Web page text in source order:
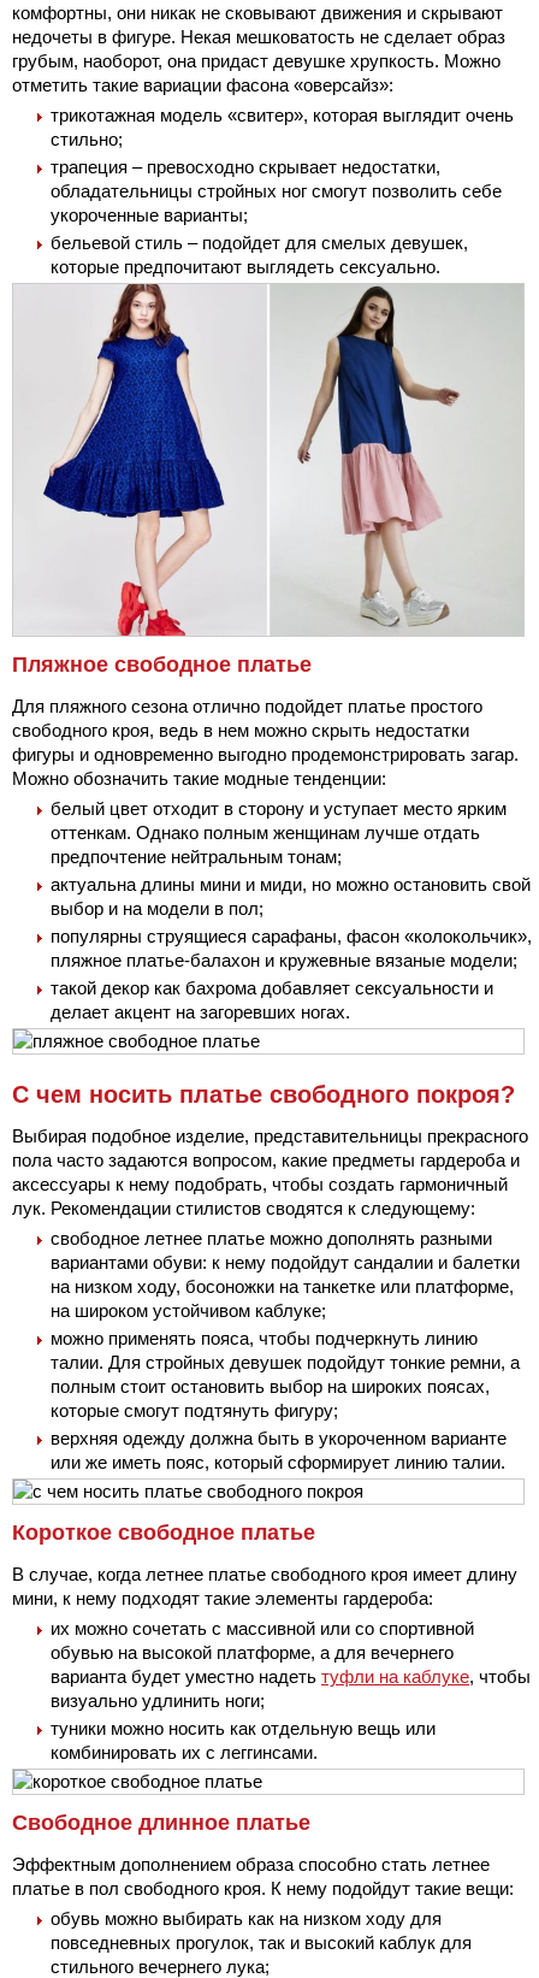
комфортны, они никак не сковывают движения и скрывают
недочеты в фигуре. Некая мешковатость не сделает образ
грубым, наоборот, она придаст девушке хрупкость. Можно
отметить такие вариации фасона «оверсайз»:
трикотажная модель «свитер», которая выглядит очень
стильно;
трапеция – превосходно скрывает недостатки,
обладательницы стройных ног смогут позволить себе
укороченные варианты;
бельевой стиль – подойдет для смелых девушек,
которые предпочитают выглядеть сексуально.
Пляжное свободное платье
Для пляжного сезона отлично подойдет платье простого
свободного кроя, ведь в нем можно скрыть недостатки
фигуры и одновременно выгодно продемонстрировать загар.
Можно обозначить такие модные тенденции:
белый цвет отходит в сторону и уступает место ярким
оттенкам. Однако полным женщинам лучше отдать
предпочтение нейтральным тонам;
актуальна длины мини и миди, но можно остановить свой
выбор и на модели в пол;
популярны струящиеся сарафаны, фасон «колокольчик»,
пляжное платье-балахон и кружевные вязаные модели;
такой декор как бахрома добавляет сексуальности и
делает акцент на загоревших ногах.
С чем носить платье свободного покроя?
Выбирая подобное изделие, представительницы прекрасного
пола часто задаются вопросом, какие предметы гардероба и
аксессуары к нему подобрать, чтобы создать гармоничный
лук. Рекомендации стилистов сводятся к следующему:
свободное летнее платье можно дополнять разными
вариантами обуви: к нему подойдут сандалии и балетки
на низком ходу, босоножки на танкетке или платформе,
на широком устойчивом каблуке;
можно применять пояса, чтобы подчеркнуть линию
талии. Для стройных девушек подойдут тонкие ремни, а
полным стоит остановить выбор на широких поясах,
которые смогут подтянуть фигуру;
верхняя одежду должна быть в укороченном варианте
или же иметь пояс, который сформирует линию талии.
Короткое свободное платье
В случае, когда летнее платье свободного кроя имеет длину
мини, к нему подходят такие элементы гардероба:
их можно сочетать с массивной или со спортивной
обувью на высокой платформе, а для вечернего
варианта будет уместно надеть туфли на каблуке, чтобы
визуально удлинить ноги;
туники можно носить как отдельную вещь или
комбинировать их с леггинсами.
Свободное длинное платье
Эффектным дополнением образа способно стать летнее
платье в пол свободного кроя. К нему подойдут такие вещи:
обувь можно выбирать как на низком ходу для
повседневных прогулок, так и высокий каблук для
стильного вечернего лука;